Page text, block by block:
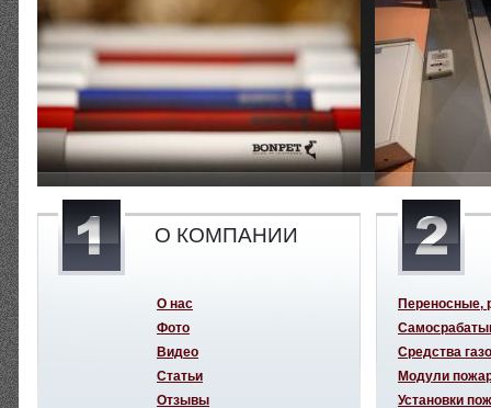
О КОМПАНИИ
О нас
Фото
Видео
Статьи
Отзывы
Переносные,
Средства
Модули
Установки